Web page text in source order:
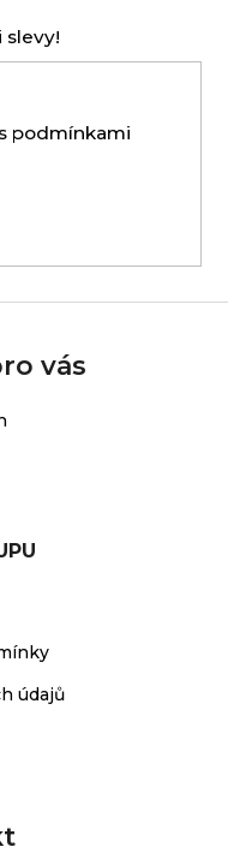
slevy!
podmínkami
vás
údajů